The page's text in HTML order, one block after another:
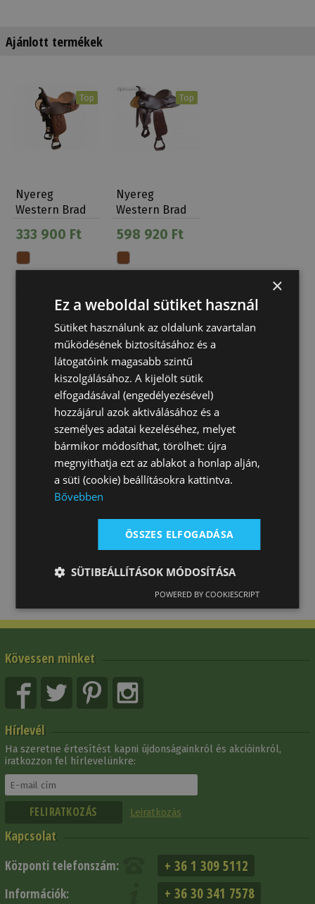
Ajánlott termékek
Top
Nyereg
Western Brad
Kord
333 900 Ft
Top
Nyereg
Western Brad
Contact
598 920 Ft
Kövessen minket
Hírlevél
Ha szeretne értesítést kapni újdonságainkról és akcióinkról,
iratkozzon fel hírlevelünkre:
Leiratkozás
Kapcsolat
Központi telefonszám: + 36 1 309 5112
Információk: + 36 30 341 7578
×
Ez a weboldal sütiket használ
Sütiket használunk az oldalunk zavartalan
működésének biztosításához és a
látogatóink magasabb szintű
kiszolgálásához. A kijelölt sütik
elfogadásával (engedélyezésével)
hozzájárul azok aktiválásához és a
személyes adatai kezeléséhez, melyet
bármikor módosíthat, törölhet: újra
megnyithatja ezt az ablakot a honlap alján,
a süti (cookie) beállításokra kattintva.
Bővebben
ÖSSZES ELFOGADÁSA
SÜTIBEÁLLÍTÁSOK MÓDOSÍTÁSA
POWERED BY COOKIESCRIPT